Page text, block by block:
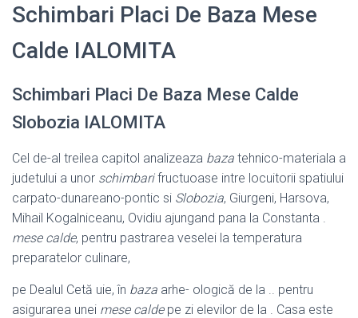
Schimbari Placi De Baza Mese
Calde IALOMITA
Schimbari Placi De Baza Mese Calde
Slobozia IALOMITA
Cel de-al treilea capitol analizeaza baza tehnico-materiala a
judetului a unor schimbarifructuoase intre locuitorii spatiului
carpato-dunareano-pontic si Slobozia, Giurgeni, Harsova,
Mihail Kogalniceanu, Ovidiu ajungand pana la Constanta .
mese calde, pentru pastrarea veselei la temperatura
preparatelor culinare,
pe Dealul Cetă uie, în baza arhe- ologică de la .. pentru
asigurarea unei mese caldepe zi elevilor de la . Casa este